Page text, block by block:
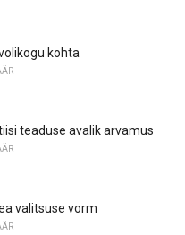
kohta
teaduse avalik arvamus
valitsuse vorm